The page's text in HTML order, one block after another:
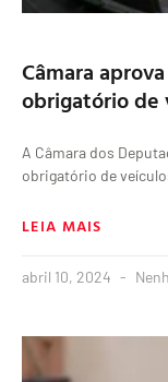
Câmara
obrigatório de
A Câmara dos
obrigatório de
LEIA MAIS
abril 10, 2024